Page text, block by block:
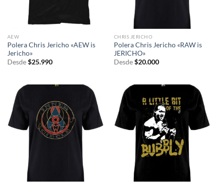
AEW
Polera Chris Jericho «AEW is
Jericho»
Desde $25.990
CHRIS JERICHO
Polera Chris Jericho «RAW is
JERICHO»
Desde $20.000